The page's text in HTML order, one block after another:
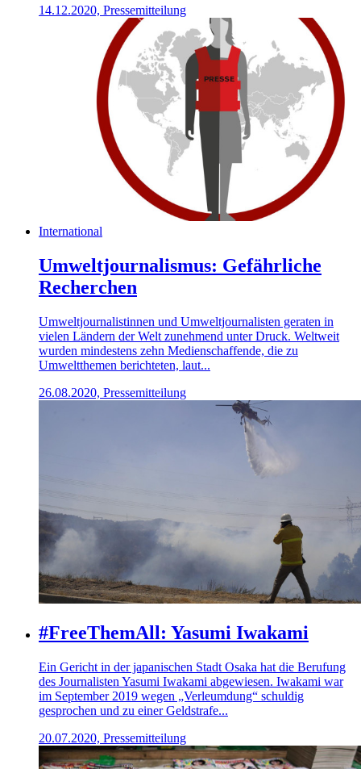
14.12.2020, Pressemitteilung
International
Umweltjournalismus: Gefährliche
Recherchen
Umweltjournalistinnen und Umweltjournalisten geraten in
vielen Ländern der Welt zunehmend unter Druck. Weltweit
wurden mindestens zehn Medienschaffende, die zu
Umweltthemen berichteten, laut...
26.08.2020, Pressemitteilung
#FreeThemAll: Yasumi Iwakami
Ein Gericht in der japanischen Stadt Osaka hat die Berufung
des Journalisten Yasumi Iwakami abgewiesen. Iwakami war
im September 2019 wegen „Verleumdung“ schuldig
gesprochen und zu einer Geldstrafe...
20.07.2020, Pressemitteilung